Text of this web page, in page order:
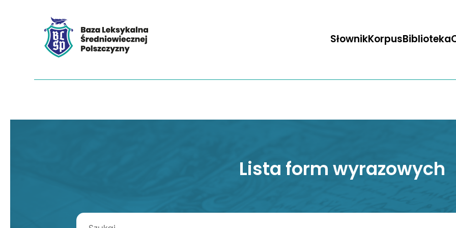
SłownikKorpusBiblioteka
Lista form wyrazowych